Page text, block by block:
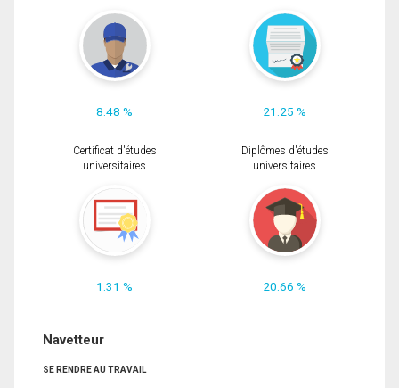
8.48 % 21.25 %
Certificat d'études
universitaires
1.31 %
Diplômes d'études
universitaires
20.66 %
Navetteur
SE RENDRE AU TRAVAIL